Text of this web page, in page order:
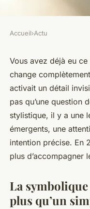
Pourquoi
tendances
?
Gordon•08/07/2026
Accueil›Actu
Vous avez déjà eu
change
activait un détail
pas qu’une question
stylistique, il y a une
émergents, une
intention précise. En
plus d’accompagner
La
plus qu’un